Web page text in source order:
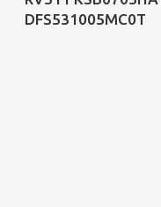
DFS531005MC0T